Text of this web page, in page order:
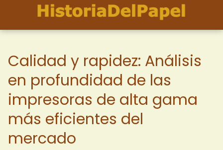
Calidad y rapidez: Análisis
en profundidad de las
impresoras de alta gama
más eficientes del
mercado